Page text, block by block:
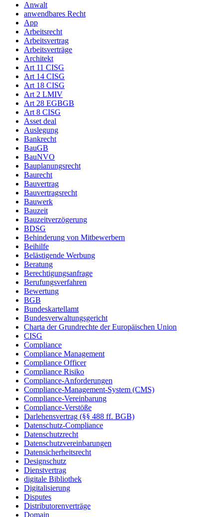
Anwalt
anwendbares Recht
App
Arbeitsrecht
Arbeitsvertrag
Arbeitsverträge
Architekt
Art 11 CISG
Art 14 CISG
Art 18 CISG
Art 2 LMIV
Art 28 EGBGB
Art 8 CISG
Asset deal
Auslegung
Bankrecht
BauGB
BauNVO
Bauplanungsrecht
Baurecht
Bauvertrag
Bauvertragsrecht
Bauwerk
Bauzeit
Bauzeitverzögerung
BDSG
Behinderung von Mitbewerbern
Beihilfe
Belästigende Werbung
Beratung
Berechtigungsanfrage
Berufungsverfahren
Bewertung
BGB
Bundeskartellamt
Bundesverwaltungsgericht
Charta der Grundrechte der Europäischen Union
CISG
Compliance
Compliance Management
Compliance Officer
Compliance Risiko
Compliance-Anforderungen
Compliance-Management-System (CMS)
Compliance-Vereinbarung
Compliance-Verstöße
Darlehensvertrag (§§ 488 ff. BGB)
Datenschutz-Compliance
Datenschutzrecht
Datenschutzvereinbarungen
Datensicherheitsrecht
Designschutz
Dienstvertrag
digitale Bibliothek
Digitalisierung
Disputes
Distributorenverträge
Domain